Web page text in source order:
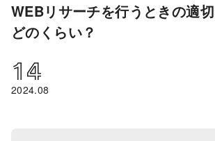
WEBリサーチを行うときの適
どのくらい？
14
2024.08